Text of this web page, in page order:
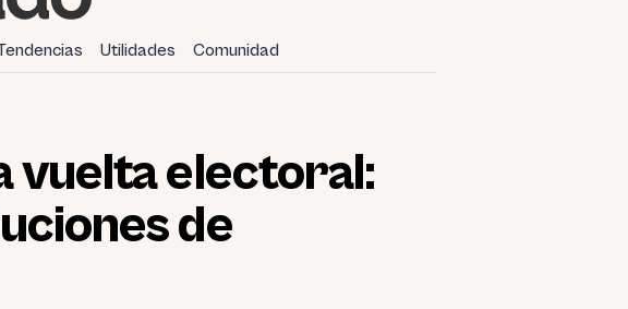
Utilidades Comunidad
vuelta electoral:
de